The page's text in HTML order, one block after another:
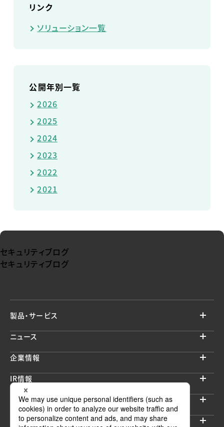
リンク
ソリューション一覧
公開年別一覧
2026
2025
2024
2023
2022
2021
セキュリティブログ
セキュリティブログ
製品・サービス
ニュース
企業情報
IR情報
サステナビリティ
採用情報